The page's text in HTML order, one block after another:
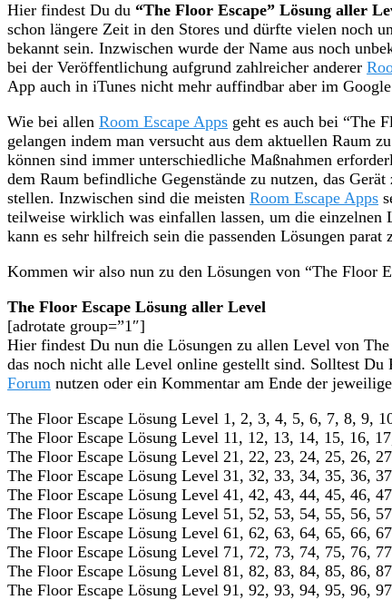
Hier findest Du du “The Floor Escape” Lösung aller
schon längere Zeit in den Stores und dürfte vielen noch
bekannt sein. Inzwischen wurde der Name aus noch
bei der Veröffentlichung aufgrund zahlreicher anderer
App auch in iTunes nicht mehr auffindbar aber im
Wie bei allen Room Escape Apps geht es auch bei “The
gelangen indem man versucht aus dem aktuellen Raum
können sind immer unterschiedliche Maßnahmen
dem Raum befindliche Gegenstände zu nutzen, das
stellen. Inzwischen sind die meisten Room Escape Apps
teilweise wirklich was einfallen lassen, um die einzelnen
kann es sehr hilfreich sein die passenden Lösungen parat
Kommen wir also nun zu den Lösungen von “The Floor
The Floor Escape Lösung aller Level
[adrotate group=”1″]
Hier findest Du nun die Lösungen zu allen Level von
das noch nicht alle Level online gestellt sind. Solltest Du
Forum nutzen oder ein Kommentar am Ende der
The Floor Escape Lösung Level 1, 2, 3, 4, 5, 6, 7, 8, 9,
The Floor Escape Lösung Level 11, 12, 13, 14, 15, 16,
The Floor Escape Lösung Level 21, 22, 23, 24, 25, 26,
The Floor Escape Lösung Level 31, 32, 33, 34, 35, 36,
The Floor Escape Lösung Level 41, 42, 43, 44, 45, 46,
The Floor Escape Lösung Level 51, 52, 53, 54, 55, 56,
The Floor Escape Lösung Level 61, 62, 63, 64, 65, 66,
The Floor Escape Lösung Level 71, 72, 73, 74, 75, 76,
The Floor Escape Lösung Level 81, 82, 83, 84, 85, 86,
The Floor Escape Lösung Level 91, 92, 93, 94, 95, 96,